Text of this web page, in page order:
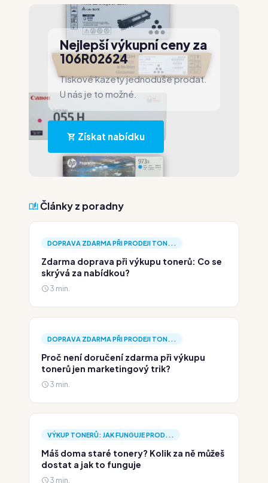
Nejlepší výkupní ceny za
106R02624
Tiskové kazety jednoduše prodat.
U nás je to možné.
Získat nabídku
Články z poradny
DOPRAVA ZDARMA PŘI PRODEJI TON...
Zdarma doprava při výkupu tonerů: Co se
skrývá za nabídkou?
3 min.
DOPRAVA ZDARMA PŘI PRODEJI TON...
Proč není doručení zdarma při výkupu
tonerů jen marketingový trik?
3 min.
VÝKUP TONERŮ: JAK FUNGUJE PROD...
Máš doma staré tonery? Kolik za ně můžeš
dostat a jak to funguje
3 min.